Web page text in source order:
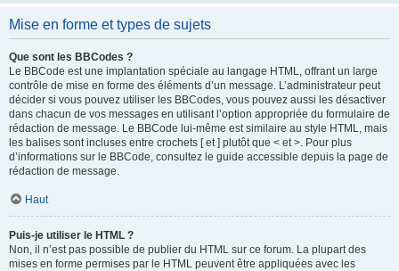
Mise en forme et types de sujets
Que sont les BBCodes ?
Le BBCode est une implantation spéciale au langage HTML, offrant un large
contrôle de mise en forme des éléments d’un message. L’administrateur peut
décider si vous pouvez utiliser les BBCodes, vous pouvez aussi les désactiver
dans chacun de vos messages en utilisant l’option appropriée du formulaire de
rédaction de message. Le BBCode lui-même est similaire au style HTML, mais
les balises sont incluses entre crochets [ et ] plutôt que < et >. Pour plus
d’informations sur le BBCode, consultez le guide accessible depuis la page de
rédaction de message.
Haut
Puis-je utiliser le HTML ?
Non, il n’est pas possible de publier du HTML sur ce forum. La plupart des
mises en forme permises par le HTML peuvent être appliquées avec les